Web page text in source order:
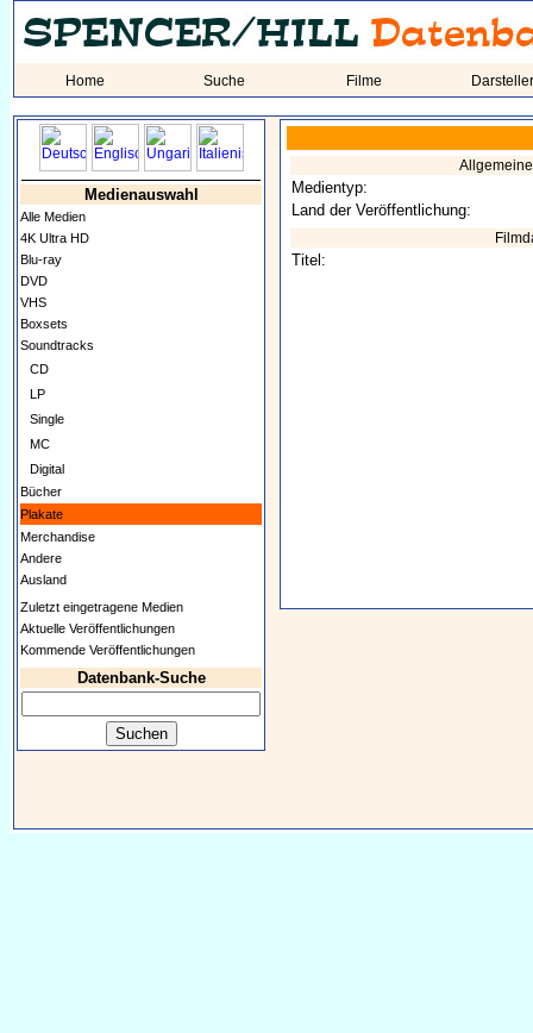
Home Suche Filme Darsteller
Medienauswahl
Alle Medien
4K Ultra HD
Blu-ray
DVD
VHS
Boxsets
Soundtracks
CD
LP
Single
MC
Digital
Bücher
Plakate
Merchandise
Andere
Ausland
Zuletzt eingetragene Medien
Aktuelle Veröffentlichungen
Kommende Veröffentlichungen
Datenbank-Suche
Medientyp:
Land der Veröffentlichung:
Titel: